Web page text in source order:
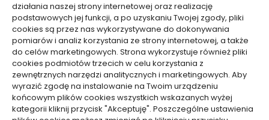
działania naszej strony internetowej oraz realizację
podstawowych jej funkcji, a po uzyskaniu Twojej zgody, pliki
cookies są przez nas wykorzystywane do dokonywania
pomiarów i analiz korzystania ze strony internetowej, a także
do celów marketingowych. Strona wykorzystuje również pliki
cookies podmiotów trzecich w celu korzystania z
zewnętrznych narzędzi analitycznych i marketingowych. Aby
wyrazić zgodę na instalowanie na Twoim urządzeniu
końcowym plików cookies wszystkich wskazanych wyżej
kategorii kliknij przycisk "Akceptuję". Poszczególne ustawienia
Jak złożyć wniosek o kartę pobytu przez MOS
2.0
10/08/2026
Telefon nie reaguje po upadku: ukryte
uszkodzenia